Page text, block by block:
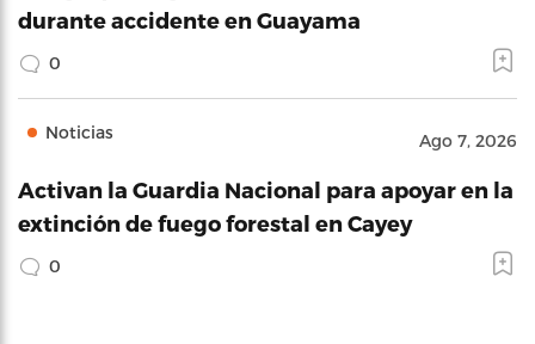
durante accidente en Guayama
0
Noticias Ago 7, 2026
Activan la Guardia Nacional para apoyar en la
extinción de fuego forestal en Cayey
0